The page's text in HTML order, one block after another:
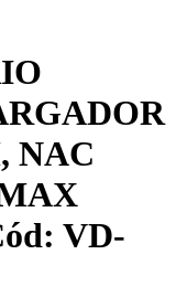
NAC
VD-